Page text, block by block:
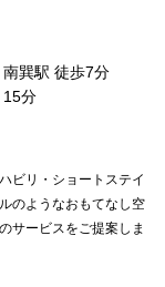
巽駅 徒歩7分
15分
ビリ・ショートステイ
のようなおもてなし空
サービスをご提案しま